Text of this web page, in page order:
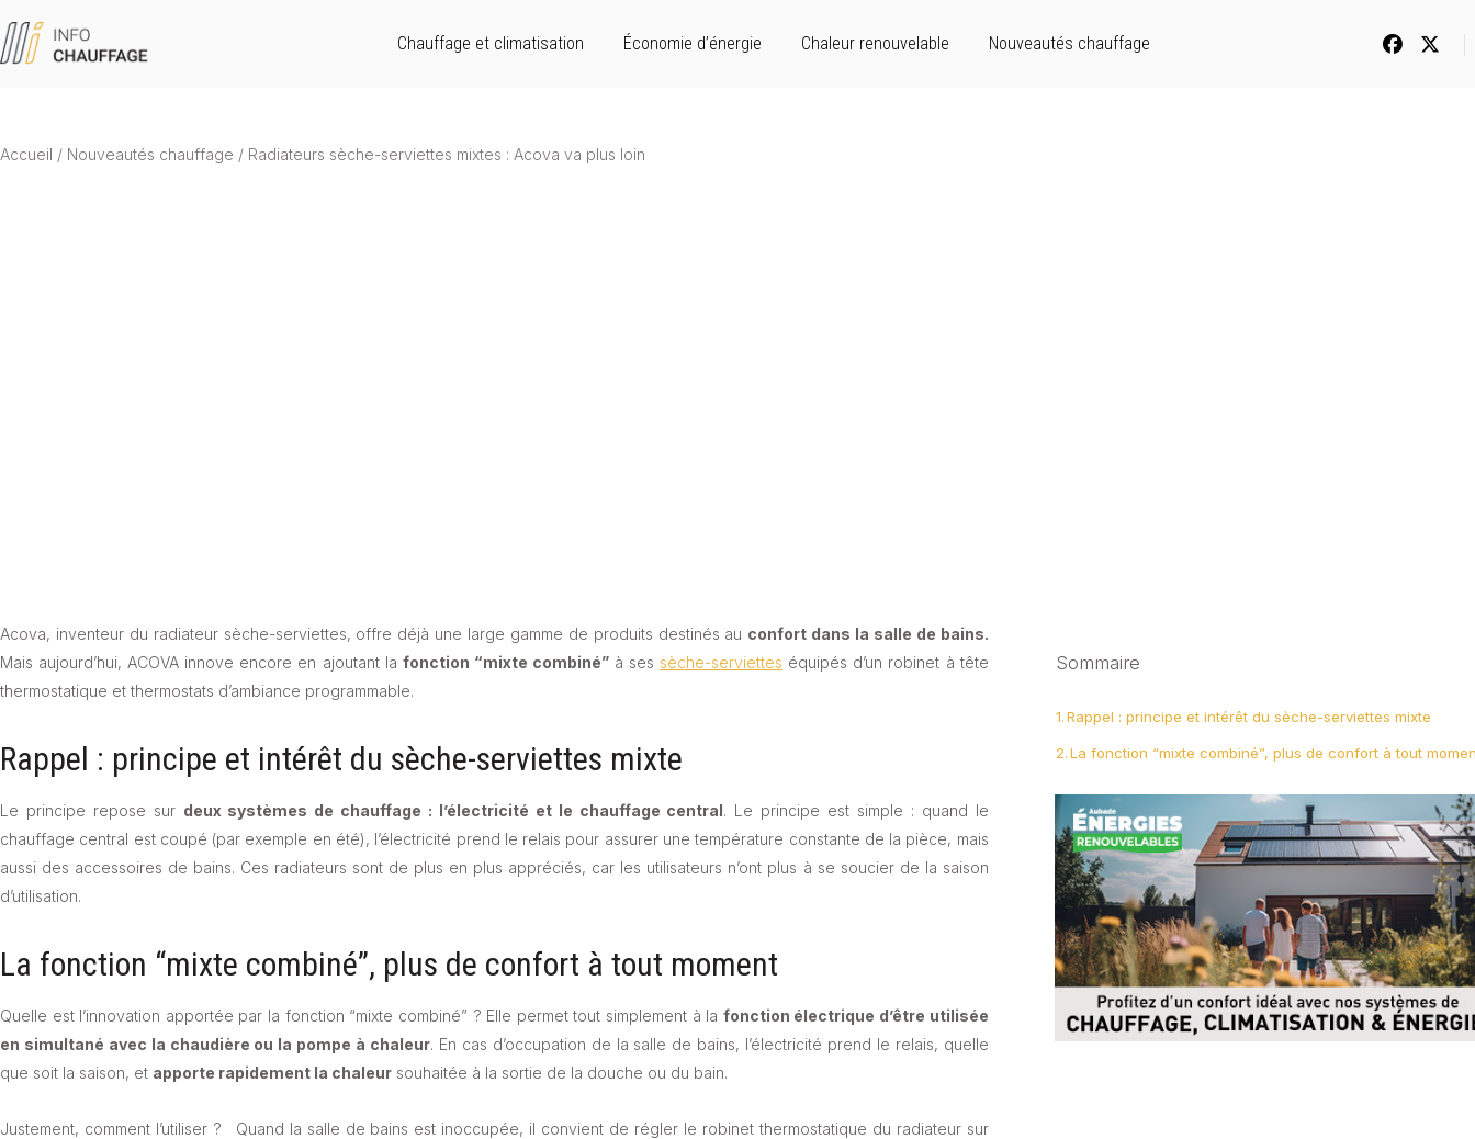
Chauffage et climatisation Économie d’énergie Chaleur renouvelable Nouveautés chauffage
Accueil / Nouveautés chauffage / Radiateurs sèche-serviettes mixtes : Acova va plus loin
Acova, inventeur du radiateur sèche-serviettes, offre déjà une large gamme de produits destinés au confort dans la salle de bains.
Mais aujourd’hui, ACOVA innove encore en ajoutant la fonction “mixte combiné”à ses sèche-serviettes équipés d’un robinet à tête
thermostatique et thermostats d’ambiance programmable.
Rappel : principe et intérêt du sèche-serviettes mixte
Le principe repose sur deux systèmes de chauffage : l’électricité et le chauffage central. Le principe est simple : quand le
chauffage central est coupé (par exemple en été), l’électricité prend le relais pour assurer une température constante de la pièce, mais
aussi des accessoires de bains. Ces radiateurs sont de plus en plus appréciés, car les utilisateurs n’ont plus à se soucier de la saison
d’utilisation.
La fonction “mixte combiné”, plus de confort à tout moment
Quelle est l’innovation apportée par la fonction “mixte combiné” ? Elle permet tout simplement à la fonction électrique d’être utilisée
en simultané avec la chaudière ou la pompe à chaleur. En cas d’occupation de la salle de bains, l’électricité prend le relais, quelle
que soit la saison, et apporte rapidement la chaleur souhaitée à la sortie de la douche ou du bain.
Justement, comment l’utiliser ? Quand la salle de bains est inoccupée, il convient de régler le robinet thermostatique du radiateur sur
Sommaire
Rappel : principe et intérêt du sèche-serviettes mixte
La fonction “mixte combiné”, plus de confort à tout